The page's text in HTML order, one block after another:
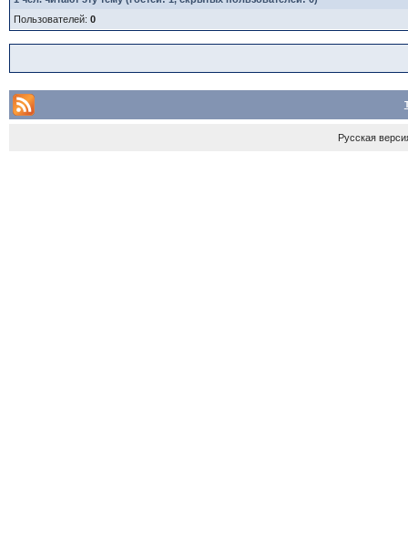
Пользователей: 0
Русская